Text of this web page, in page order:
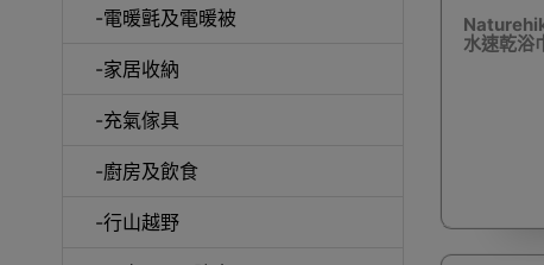
-電暖氈及電暖被
-家居收納
-充氣傢具
-廚房及飲食
-行山越野
串
水速乾浴